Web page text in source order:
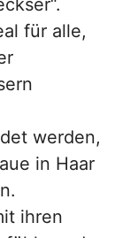
für alle,
werden,
in Haar
ihren